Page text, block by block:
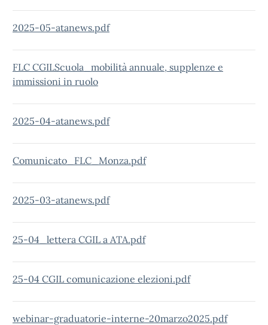
2025-05-atanews.pdf
FLC CGILScuola_mobilità annuale, supplenze e
immissioni in ruolo
2025-04-atanews.pdf
Comunicato_FLC_Monza.pdf
2025-03-atanews.pdf
25-04_lettera CGIL a ATA.pdf
25-04 CGIL comunicazione elezioni.pdf
webinar-graduatorie-interne-20marzo2025.pdf